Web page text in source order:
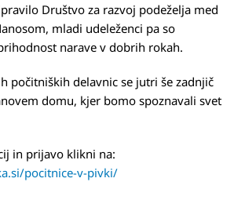
Društvo za razvoj podeželja med
mladi udeleženci pa so
narave v dobrih rokah.
počitniških delavnic se jutri še zadnjič
domu, kjer bomo spoznavali svet
in prijavo klikni na:
pocitnice-v-pivki/